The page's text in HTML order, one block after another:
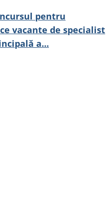
pentru
vacante de specialist
a...